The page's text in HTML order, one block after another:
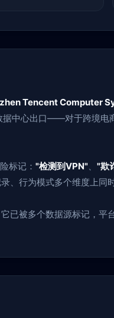
Tencent Computer
据中心出口——对于跨境电
标记： "检测到VPN"、 "欺
、行为模式多个维度上同
已被多个数据源标记，